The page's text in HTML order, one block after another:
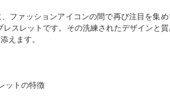
ファッションアイコンの間で再び注目を集
レスレットです。その洗練されたデザインと
えます。
ットの特徴